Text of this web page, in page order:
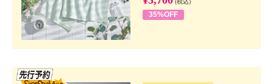
(税込)
35%OFF